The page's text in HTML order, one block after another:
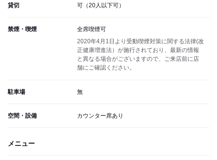
貸切 可（20人以下可）
禁煙・喫煙
全席喫煙可
2020年4月1日より受動喫煙対策に関する法律(改
正健康増進法）が施行されており、最新の情報
と異なる場合がございますので、ご来店前に店
舗にご確認ください。
駐車場 無
空間・設備 カウンター席あり
メニュー